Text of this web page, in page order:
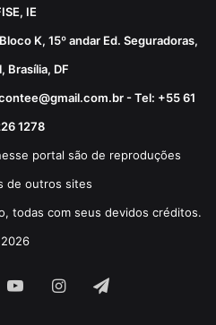
IE
K, 15º andar Ed. Seguradoras,
Brasília, DF
- Tel: +55 61
1278
portal são de reproduções
de outros sites
todas com seus devidos créditos.
2026
YouTubeInstagram